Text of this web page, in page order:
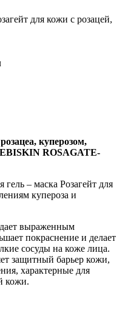
для кожи с розацей,
куперозом,
ROSAGATE-
– маска Розагейт для
купероза и
выраженным
покраснение и делает
сосуды на коже лица.
защитный барьер кожи,
характерные для
кожи.